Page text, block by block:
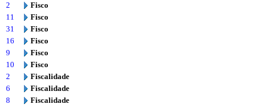
2
Fisco
11
Fisco
31
Fisco
16
Fisco
9
Fisco
10
Fisco
2
Fiscalidade
6
Fiscalidade
8
Fiscalidade